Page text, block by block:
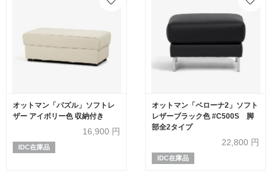
オットマン「パズル」ソフトレ
ザー アイボリー色 収納付き
16,900 円
IDC在庫品
オットマン「ベローナ2」ソフト
レザーブラック色 #C500S 脚
部全2タイプ
22,800 円
IDC在庫品